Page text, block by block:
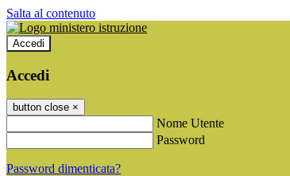
Salta al contenuto
Accedi
Accedi
button close ×
Nome Utente
Password
Password dimenticata?